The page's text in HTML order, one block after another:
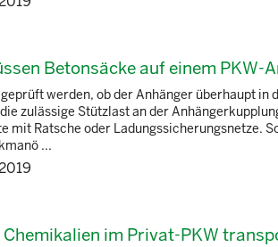
Betonsäcke auf einem PKW-
werden, ob der Anhänger überhaupt in
zulässige Stützlast an der
mit Ratsche oder Ladungssicherungsnetze.
...
im Privat-PKW